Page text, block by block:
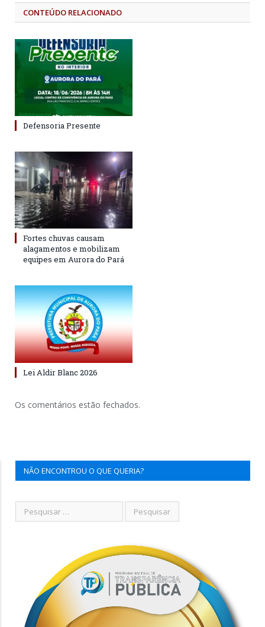
CONTEÚDO RELACIONADO
Defensoria Presente
Fortes chuvas causam
alagamentos e mobilizam
equipes em Aurora do Pará
Lei Aldir Blanc 2026
Os comentários estão fechados.
NÃO ENCONTROU O QUE QUERIA?